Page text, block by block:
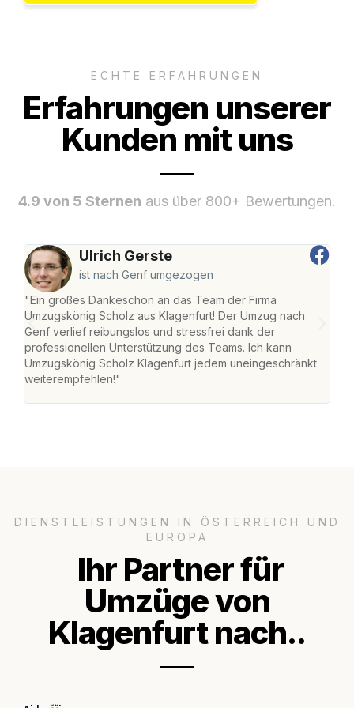
ECHTE ERFAHRUNGEN
Erfahrungen unserer
Kunden mit uns
4.9 von 5 Sternen aus über 800+ Bewertungen.
Ulrich Gerste
ist nach Genf umgezogen
"Ein großes Dankeschön an das Team der Firma
Umzugskönig Scholz aus Klagenfurt! Der Umzug nach
Genf verlief reibungslos und stressfrei dank der
professionellen Unterstützung des Teams. Ich kann
Umzugskönig Scholz Klagenfurt jedem uneingeschränkt
weiterempfehlen!"
DIENSTLEISTUNGEN IN ÖSTERREICH UND
EUROPA
Ihr Partner für
Umzüge von
Klagenfurt nach..